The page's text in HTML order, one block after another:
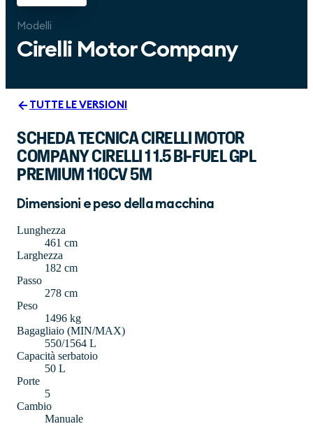
Modelli
Cirelli Motor Company
TUTTE LE VERSIONI
SCHEDA TECNICA CIRELLI MOTOR
COMPANY CIRELLI 1 1.5 BI-FUEL GPL
PREMIUM 110CV 5M
Dimensioni e peso della macchina
Lunghezza
461 cm
Larghezza
182 cm
Passo
278 cm
Peso
1496 kg
Bagagliaio (MIN/MAX)
550/1564 L
Capacità serbatoio
50 L
Porte
5
Cambio
Manuale